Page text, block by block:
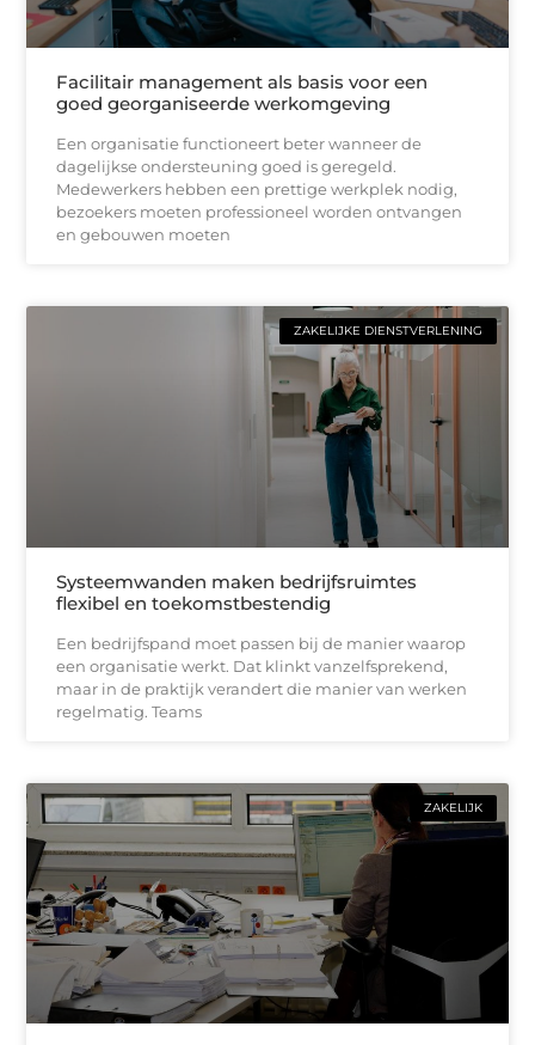
Facilitair management als basis voor een
goed georganiseerde werkomgeving
Een organisatie functioneert beter wanneer de
dagelijkse ondersteuning goed is geregeld.
Medewerkers hebben een prettige werkplek nodig,
bezoekers moeten professioneel worden ontvangen
en gebouwen moeten
ZAKELIJKE DIENSTVERLENING
Systeemwanden maken bedrijfsruimtes
flexibel en toekomstbestendig
Een bedrijfspand moet passen bij de manier waarop
een organisatie werkt. Dat klinkt vanzelfsprekend,
maar in de praktijk verandert die manier van werken
regelmatig. Teams
ZAKELIJK